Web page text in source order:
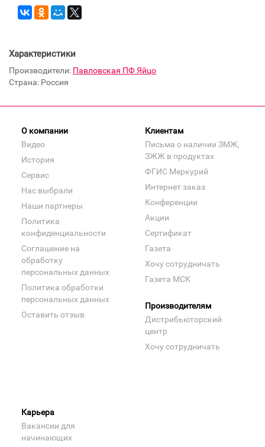
Характеристики
Производители: Павловская ПФ Яйцо
Страна: Россия
О компании
Видео
История
Сервис
Нас выбрали
Наши партнеры
Политика
конфиденциальности
Соглашение на
обработку
персональных данных
Политика обработки
персональных данных
Оставить отзыв
Клиентам
Письма о наличии ЗМЖ,
ЗЖЖ в продуктах
ФГИС Меркурий
Интернет заказ
Конференции
Акции
Сертификат
Газета
Хочу сотрудничать
Газета МСК
Производителям
Дистрибьюторский
центр
Хочу сотрудничать
Карьера
Вакансии для
начинающих